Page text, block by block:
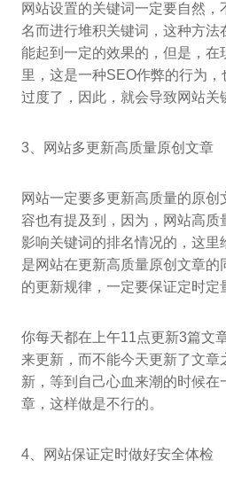
网站设置的关键词一定要自然
名而进行堆积关键词，这种方法
能起到一定的效果的，但是，在
里，这是一种SEO作弊的行为
过度了，因此，就会导致网站关
3、网站多更新高质量原创文章
网站一定要多更新高质量的原
容也有提及到，因为，网站高质
影响关键词的排名情况的，这里
是网站在更新高质量原创文章
的更新规律，一定要保证定时定
你每天都在上午11点更新3篇文
来更新，而不能今天更新了文章
新，等到自己心血来潮的时候在
章，这样做是不行的。
4、网站保证定时做好安全体检